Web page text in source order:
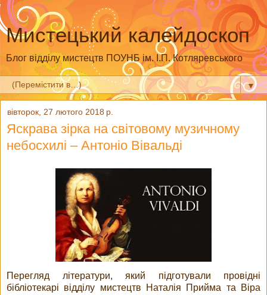
Мистецький калейдоскоп
Блог відділу мистецтв ПОУНБ ім. І.П. Котляревського
▼
вівторок, 27 лютого 2018 р.
Яскрава зірка на світовому музичному
небосхилі – Антоніо Вівальді
Перегляд літератури, який підготували провідні
бібліотекарі відділу мистецтв Наталія Прийма та Віра